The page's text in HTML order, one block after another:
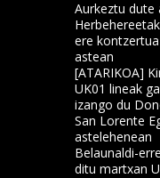
Aurkeztu dute
ere
astean
[ATARIKOA]
UK01 lineak
izango du
San Lorente
astelehenean
Belaunaldi-
ditu martxan